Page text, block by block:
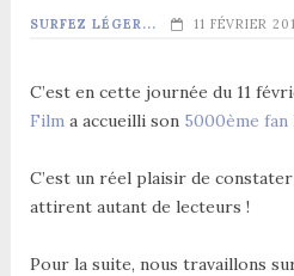
SURFEZ LÉGER... 11 FÉVRIER
C’est en cette journée du 11
Filma accueilli son 5000ème fan
C’est un réel plaisir de
attirent autant de lecteurs !
Pour la suite, nous travaillons